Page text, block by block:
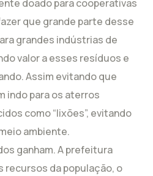
doado para cooperativas
que grande parte desse
grandes indústrias de
valor a esses resíduos e
Assim evitando que
indo para os aterros
como “lixões”, evitando
ambiente.
ganham. A prefeitura
recursos da população, o